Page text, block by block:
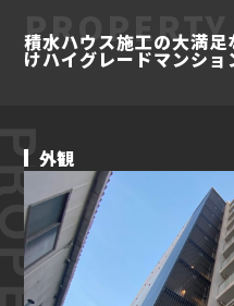
積水ハウス施工の大満
けハイグレードマンシ
外観